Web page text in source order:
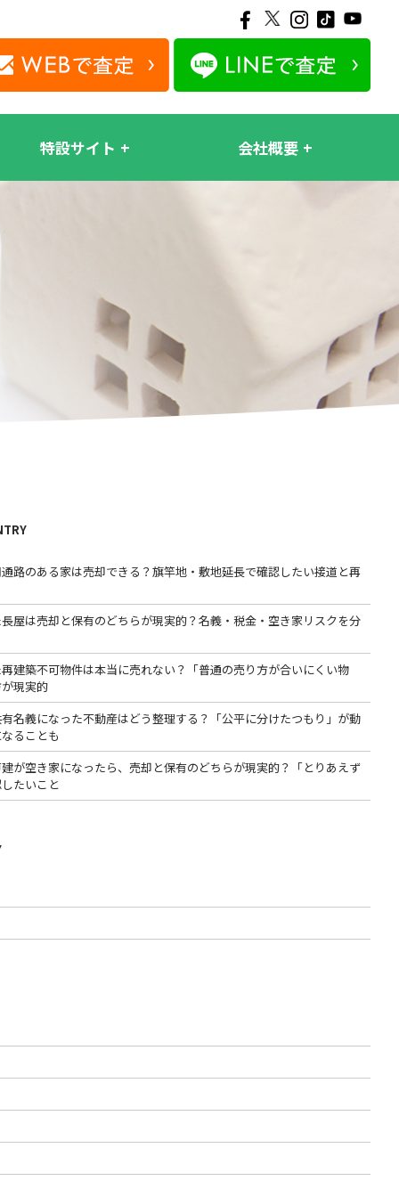
特設サイト 会社概要
通路のある家は売却できる？旗竿地・敷地延長で確認したい接道と再
屋は売却と保有のどちらが現実的？名義・税金・空き家リスクを分
建築不可物件は本当に売れない？「普通の売り方が合いにくい物
現実的
名義になった不動産はどう整理する？「公平に分けたつもり」が動
ることも
が空き家になったら、売却と保有のどちらが現実的？「とりあえず
たいこと